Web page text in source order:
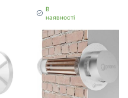
В
наявності